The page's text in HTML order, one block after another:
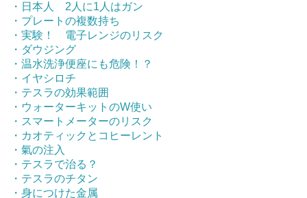
・日本人 2人に1人はガン
・プレートの複数持ち
・実験！ 電子レンジのリスク
・ダウジング
・温水洗浄便座にも危険！？
・イヤシロチ
・テスラの効果範囲
・ウォーターキットのW使い
・スマートメーターのリスク
・カオティックとコヒーレント
・氣の注入
・テスラで治る？
・テスラのチタン
・身につけた金属